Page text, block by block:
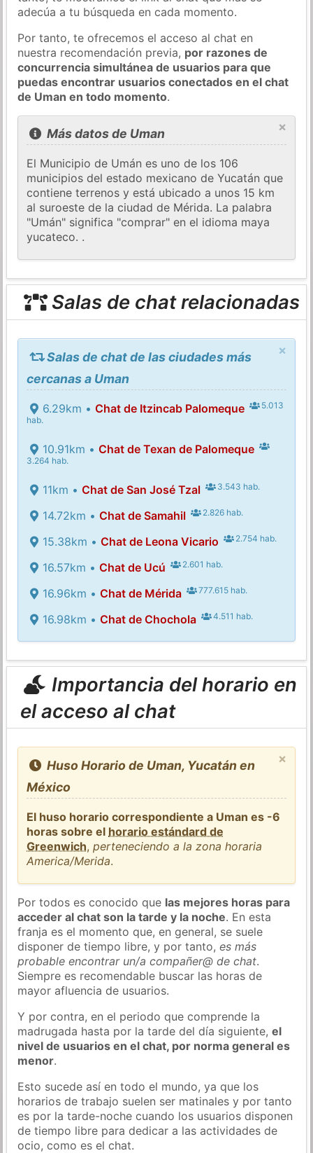
adecúa a tu búsqueda en cada momento.
Por tanto, te ofrecemos el acceso al chat en
nuestra recomendación previa, por razones de
concurrencia simultánea de usuarios para que
puedas encontrar usuarios conectados en el chat
de Uman en todo momento.
×
Más datos de Uman
El Municipio de Umán es uno de los 106
municipios del estado mexicano de Yucatán que
contiene terrenos y está ubicado a unos 15 km
al suroeste de la ciudad de Mérida. La palabra
"Umán" significa "comprar" en el idioma maya
yucateco. .
Salas de chat relacionadas
×
Salas de chat de las ciudades más
cercanas a Uman
6.29km • Chat de Itzincab Palomeque
5.013
hab.
10.91km • Chat de Texan de Palomeque
3.264 hab.
11km • Chat de San José Tzal 3.543 hab.
14.72km • Chat de Samahil 2.826 hab.
15.38km • Chat de Leona Vicario 2.754 hab.
16.57km • Chat de Ucú 2.601 hab.
16.96km • Chat de Mérida 777.615 hab.
16.98km • Chat de Chochola 4.511 hab.
Importancia del horario en
el acceso al chat
×
Huso Horario de Uman, Yucatán en
México
El huso horario correspondiente a Uman es -6
horas sobre el horario estándard de
Greenwich,perteneciendo a la zona horaria
America/Merida.
Por todos es conocido que las mejores horas para
acceder al chat son la tarde y la noche. En esta
franja es el momento que, en general, se suele
disponer de tiempo libre, y por tanto,es más
probable encontrar un/a compañer@ de chat.
Siempre es recomendable buscar las horas de
mayor afluencia de usuarios.
Y por contra, en el periodo que comprende la
madrugada hasta por la tarde del día siguiente,el
nivel de usuarios en el chat, por norma general es
menor.
Esto sucede así en todo el mundo, ya que los
horarios de trabajo suelen ser matinales y por tanto
es por la tarde-noche cuando los usuarios disponen
de tiempo libre para dedicar a las actividades de
ocio, como es el chat.